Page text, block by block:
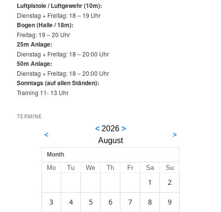
Luftpistole / Luftgewehr (10m):
Dienstag + Freitag: 18 – 19 Uhr
Bogen (Halle / 18m):
Freitag: 19 – 20 Uhr
25m Anlage:
Dienstag + Freitag: 18 – 20:00 Uhr
50m Anlage:
Dienstag + Freitag: 18 – 20:00 Uhr
Sonntags (auf allen Ständen):
Training 11- 13 Uhr
TERMINE
<
< 2026 >
August
>
Month
Mo Tu We Th Fr Sa Su
1 2
3 4 5 6 7 8 9